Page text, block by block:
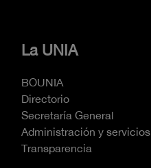
La UNIA
BOUNIA
Directorio
Secretaría General
Administración y servicios
Transparencia